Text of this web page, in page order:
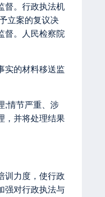
督。行政执法机
立案的复议决
督。人民检察院
实的材料移送监
;情节严重、涉
，并将处理结果
训力度，使行政
强对行政执法与